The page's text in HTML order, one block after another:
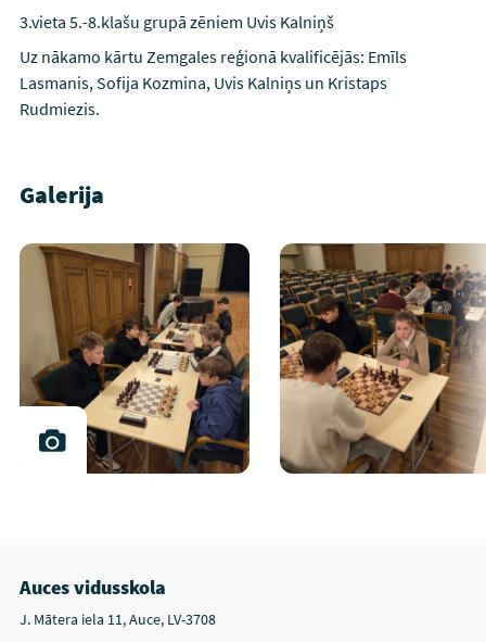
3.vieta 5.-8.klašu grupā zēniem Uvis Kalniņš
Uz nākamo kārtu Zemgales reģionā kvalificējās: Emīls
Lasmanis, Sofija Kozmina, Uvis Kalniņs un Kristaps
Rudmiezis.
Galerija
Auces vidusskola
J. Mātera iela 11, Auce, LV-3708